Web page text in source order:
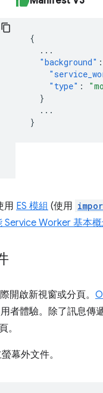
{
...
"background" :
"type" :
}
...
}
用 ES 模組 (使用
Service Worker 基本
開啟新視窗或分頁。
者體驗。除了訊息傳
。
幕外文件。